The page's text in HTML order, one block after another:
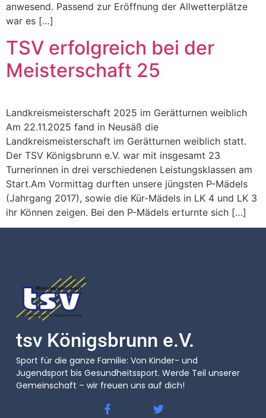
anwesend. Passend zur Eröffnung der Allwetterplätze
war es […]
TSV erfolgreich bei der
Meisterschaft 25
Landkreismeisterschaft 2025 im Gerätturnen weiblich
Am 22.11.2025 fand in Neusäß die
Landkreismeisterschaft im Gerätturnen weiblich statt.
Der TSV Königsbrunn e.V. war mit insgesamt 23
Turnerinnen in drei verschiedenen Leistungsklassen am
Start.Am Vormittag durften unsere jüngsten P-Mädels
(Jahrgang 2017), sowie die Kür-Mädels in LK 4 und LK 3
ihr Können zeigen. Bei den P-Mädels erturnte sich […]
tsv Königsbrunn e.V.
Sport für die ganze Familie: Von Kinder- und
Jugendsport bis Gesundheitssport. Werde Teil unserer
Gemeinschaft – wir freuen uns auf dich!